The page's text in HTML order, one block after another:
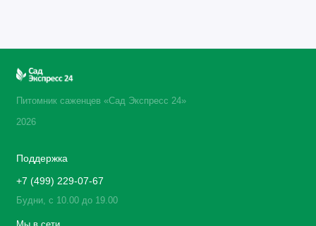
Питомник саженцев «Сад Экспресс 24»
2026
Поддержка
+7 (499) 229-07-67
Будни, с 10.00 до 19.00